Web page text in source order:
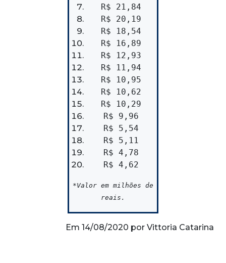
R$ 21,84
R$ 20,19
R$ 18,54
R$ 16,89
R$ 12,93
R$ 11,94
R$ 10,95
R$ 10,62
R$ 10,29
R$ 9,96
R$ 5,54
R$ 5,11
R$ 4,78
R$ 4,62
*Valor em milhões de
reais.
Em 14/08/2020 por Vittoria Catarina